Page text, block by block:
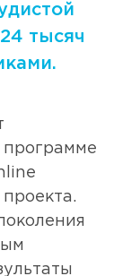
тысяч
программе